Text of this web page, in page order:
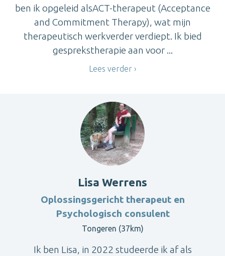
ben ik opgeleid alsACT-therapeut (Acceptance
and Commitment Therapy), wat mijn
therapeutisch werkverder verdiept. Ik bied
gesprekstherapie aan voor ...
Lees verder
Lisa Werrens
Oplossingsgericht therapeut en
Psychologisch consulent
Tongeren (37km)
Ik ben Lisa, in 2022 studeerde ik af als